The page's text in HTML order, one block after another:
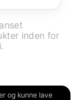
inden for
og kunne lave